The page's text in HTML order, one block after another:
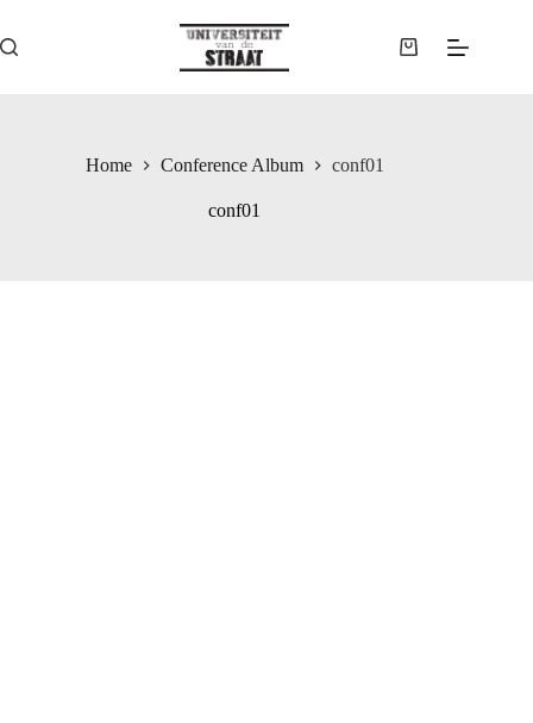
de
Winkelwagen
Home Conference Album conf01
conf01